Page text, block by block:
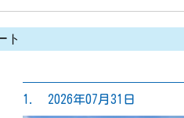
ト
1. 2026年07月31日